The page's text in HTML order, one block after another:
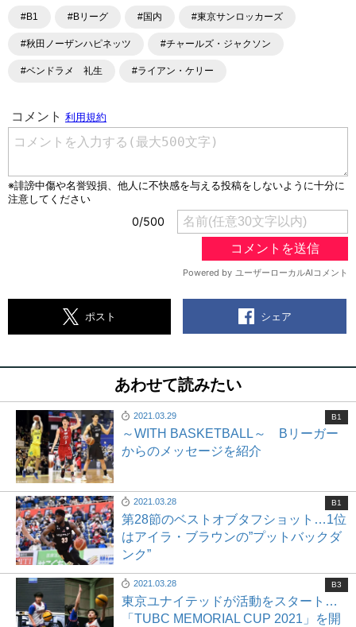
#B1 #Bリーグ #国内 #東京サンロッカーズ
#秋田ノーザンハピネッツ #チャールズ・ジャクソン
#ベンドラメ 礼生 #ライアン・ケリー
ポスト シェア
あわせて読みたい
2021.03.29
～WITH BASKETBALL～ Bリーガー
からのメッセージを紹介
B1
2021.03.28
第28節のベストオブタフショット…1位
はアイラ・ブラウンの”プットバックダ
ンク”
B1
2021.03.28
東京ユナイテッドが活動をスタート…
「TUBC MEMORIAL CUP 2021」を開
B3